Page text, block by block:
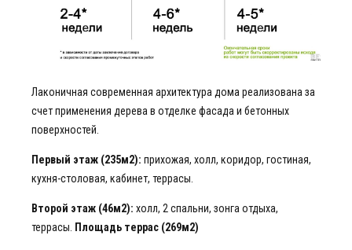
Лаконичная современная архитектура дома реализована за
счет применения дерева в отделке фасада и бетонных
поверхностей.
Первый этаж (235м2): прихожая, холл, коридор, гостиная,
кухня-столовая, кабинет, террасы.
Второй этаж (46м2): холл, 2 спальни, зонга отдыха,
террасы.
Площадь террас (269м2)